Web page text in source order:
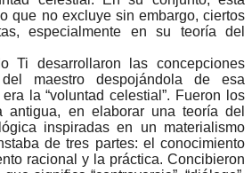
que no excluye sin embargo, ciertos
especialmente en su teoría del
Ti desarrollaron las concepciones
maestro despojándola de esa
la “voluntad celestial”. Fueron los
antigua, en elaborar una teoría del
inspiradas en un materialismo
de tres partes: el conocimiento
racional y la práctica. Concibieron